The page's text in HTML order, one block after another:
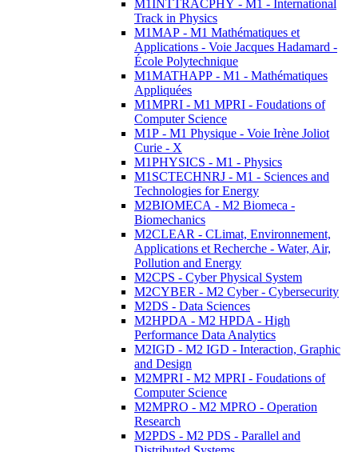
M1INTTRACPHY - M1 - International
Track in Physics
M1MAP - M1 Mathématiques et
Applications - Voie Jacques Hadamard -
École Polytechnique
M1MATHAPP - M1 - Mathématiques
Appliquées
M1MPRI - M1 MPRI - Foudations of
Computer Science
M1P - M1 Physique - Voie Irène Joliot
Curie - X
M1PHYSICS - M1 - Physics
M1SCTECHNRJ - M1 - Sciences and
Technologies for Energy
M2BIOMECA - M2 Biomeca -
Biomechanics
M2CLEAR - CLimat, Environnement,
Applications et Recherche - Water, Air,
Pollution and Energy
M2CPS - Cyber Physical System
M2CYBER - M2 Cyber - Cybersecurity
M2DS - Data Sciences
M2HPDA - M2 HPDA - High
Performance Data Analytics
M2IGD - M2 IGD - Interaction, Graphic
and Design
M2MPRI - M2 MPRI - Foudations of
Computer Science
M2MPRO - M2 MPRO - Operation
Research
M2PDS - M2 PDS - Parallel and